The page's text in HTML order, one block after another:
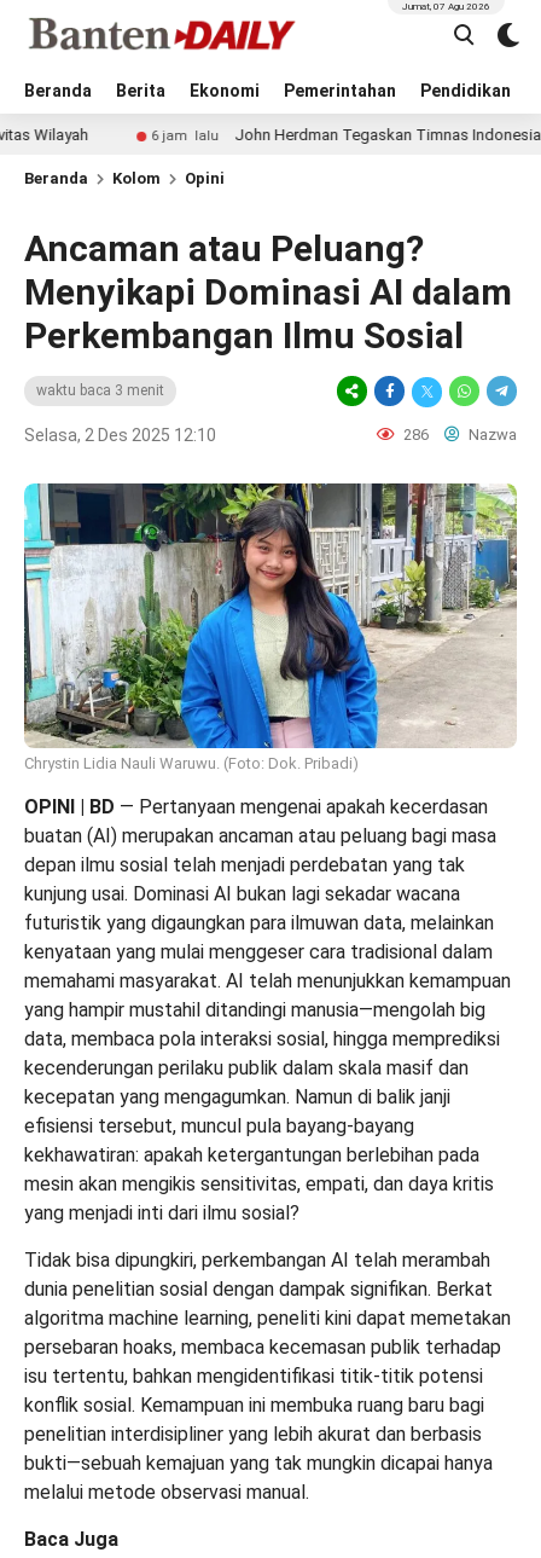
Beranda Berita Ekonomi Pemerintahan Pendidikan
Jumat, 07 Agu 2026
6 jam lalu John Herdman Tegaskan Timnas Indonesia Main
Beranda Kolom Opini
Ancaman atau Peluang?
Menyikapi Dominasi AI dalam
Perkembangan Ilmu Sosial
waktu baca 3 menit
Selasa, 2 Des 2025 12:10 286 Nazwa
Chrystin Lidia Nauli Waruwu. (Foto: Dok. Pribadi)
OPINI | BD — Pertanyaan mengenai apakah kecerdasan
buatan (AI) merupakan ancaman atau peluang bagi masa
depan ilmu sosial telah menjadi perdebatan yang tak
kunjung usai. Dominasi AI bukan lagi sekadar wacana
futuristik yang digaungkan para ilmuwan data, melainkan
kenyataan yang mulai menggeser cara tradisional dalam
memahami masyarakat. AI telah menunjukkan kemampuan
yang hampir mustahil ditandingi manusia—mengolah big
data, membaca pola interaksi sosial, hingga memprediksi
kecenderungan perilaku publik dalam skala masif dan
kecepatan yang mengagumkan. Namun di balik janji
efisiensi tersebut, muncul pula bayang-bayang
kekhawatiran: apakah ketergantungan berlebihan pada
mesin akan mengikis sensitivitas, empati, dan daya kritis
yang menjadi inti dari ilmu sosial?
Tidak bisa dipungkiri, perkembangan AI telah merambah
dunia penelitian sosial dengan dampak signifikan. Berkat
algoritma machine learning, peneliti kini dapat memetakan
persebaran hoaks, membaca kecemasan publik terhadap
isu tertentu, bahkan mengidentifikasi titik-titik potensi
konflik sosial. Kemampuan ini membuka ruang baru bagi
penelitian interdisipliner yang lebih akurat dan berbasis
bukti—sebuah kemajuan yang tak mungkin dicapai hanya
melalui metode observasi manual.
Baca Juga